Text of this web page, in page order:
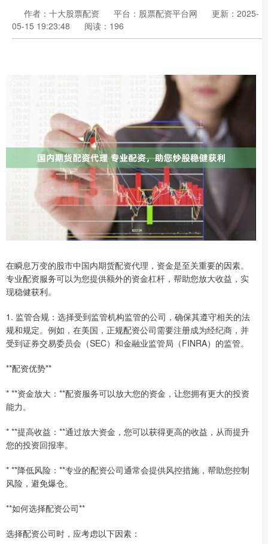
作者：十大股票配资 平台：股票配资平台网
更新：2025-
05-15 19:23:48
阅读：196
在瞬息万变的股市中国内期货配资代理，资金是至关重要的因素。
专业配资服务可以为您提供额外的资金杠杆，帮助您放大收益，实
现稳健获利。
1. 监管合规：选择受到监管机构监管的公司，确保其遵守相关的法
规和规定。例如，在美国，正规配资公司需要注册成为经纪商，并
受到证券交易委员会（SEC）和金融业监管局（FINRA）的监管。
**配资优势**
* **资金放大：**配资服务可以放大您的资金，让您拥有更大的投资
能力。
* **提高收益：**通过放大资金，您可以获得更高的收益，从而提升
您的投资回报率。
* **降低风险：**专业的配资公司通常会提供风控措施，帮助您控制
风险，避免爆仓。
**如何选择配资公司**
选择配资公司时，应考虑以下因素：